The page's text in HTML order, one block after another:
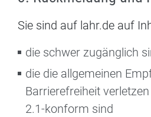
Sie sind auf lahr.de auf
die schwer zugänglich
die die allgemeinen
Barrierefreiheit
2.1-konform sind